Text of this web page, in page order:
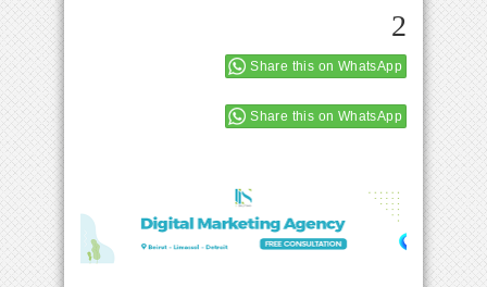
2
Share this on WhatsApp
Share this on WhatsApp